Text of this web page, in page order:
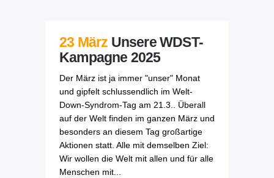
23 März Unsere WDST-
Kampagne 2025
Der März ist ja immer "unser" Monat
und gipfelt schlussendlich im Welt-
Down-Syndrom-Tag am 21.3.. Überall
auf der Welt finden im ganzen März und
besonders an diesem Tag großartige
Aktionen statt. Alle mit demselben Ziel:
Wir wollen die Welt mit allen und für alle
Menschen mit...